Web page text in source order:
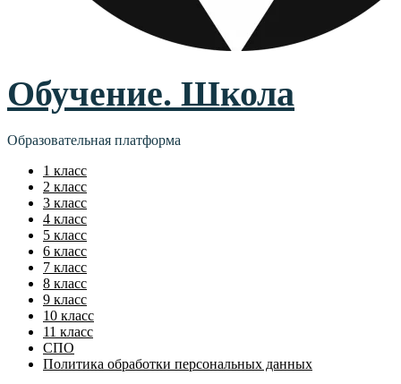
Обучение. Школа
Образовательная платформа
1 класс
2 класс
3 класс
4 класс
5 класс
6 класс
7 класс
8 класс
9 класс
10 класс
11 класс
СПО
Политика обработки персональных данных